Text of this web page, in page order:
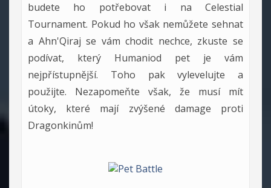
budete ho potřebovat i na Celestial
Tournament. Pokud ho však nemůžete sehnat
a Ahn'Qiraj se vám chodit nechce, zkuste se
podívat, který Humaniod pet je vám
nejpřístupnější. Toho pak vylevelujte a
použijte. Nezapomeňte však, že musí mít
útoky, které mají zvýšené damage proti
Dragonkinům!